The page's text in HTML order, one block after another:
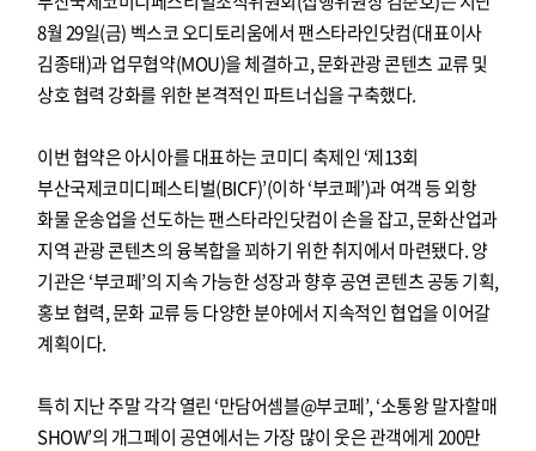
8월 29일(금) 벡스코 오디토리움에서 팬스타라인닷컴(대표이사
김종태)과 업무협약(MOU)을 체결하고, 문화관광 콘텐츠 교류 및
상호 협력 강화를 위한 본격적인 파트너십을 구축했다.
이번 협약은 아시아를 대표하는 코미디 축제인 ‘제13회
부산국제코미디페스티벌(BICF)’(이하 ‘부코페’)과 여객 등 외항
화물 운송업을 선도하는 팬스타라인닷컴이 손을 잡고, 문화산업과
지역 관광 콘텐츠의 융복합을 꾀하기 위한 취지에서 마련됐다. 양
기관은 ‘부코페’의 지속 가능한 성장과 향후 공연 콘텐츠 공동 기획,
홍보 협력, 문화 교류 등 다양한 분야에서 지속적인 협업을 이어갈
계획이다.
특히 지난 주말 각각 열린 ‘만담어셈블@부코페’, ‘소통왕 말자할매
SHOW’의 개그페이 공연에서는 가장 많이 웃은 관객에게 200만